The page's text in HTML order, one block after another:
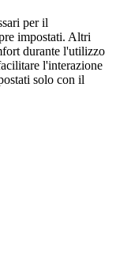
per il
impostati. Altri
durante l'utilizzo
l'interazione
solo con il